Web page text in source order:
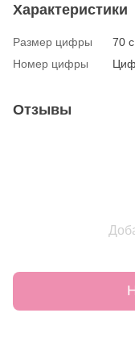
Характеристики
Размер цифры
70
Номер цифры
Отзывы